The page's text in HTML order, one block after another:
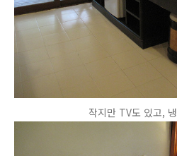
작지만 TV도 있고,